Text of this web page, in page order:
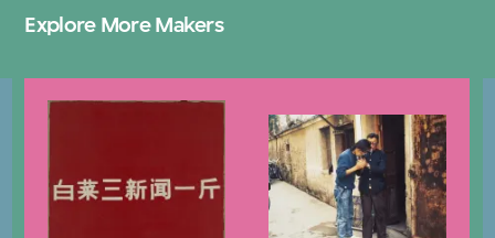
Explore More Makers